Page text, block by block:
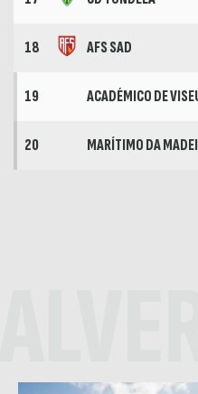
18 AFS SAD
19 ACADÉMICO DE
20 MARÍTIMO DA